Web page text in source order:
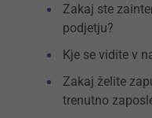
Zakaj ste
podjetju?
Kje se vidite v
Zakaj želite
trenutno